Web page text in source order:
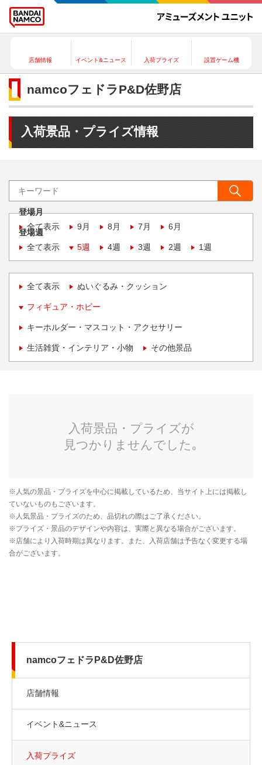
店舗情報 イベント&ニュース 入荷プライズ 設置ゲーム機
namcoフェドラP&D佐野店
入荷景品・プライズ情報
登場月
全て表示
9月 8月 7月 6月
登場週
全て表示
5週 4週 3週 2週 1週
全て表示 ぬいぐるみ・クッション
フィギュア・ホビー
キーホルダー・マスコット・アクセサリー
生活雑貨・インテリア・小物 その他景品
namcoフェドラP&D佐野店
店舗情報
イベント&ニュース
入荷プライズ